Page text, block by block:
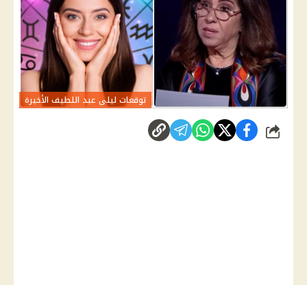
توقعات ليلى عبد اللطيف الأخيرة
شارك